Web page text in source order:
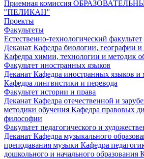
Приемная комиссия
"ПЕЛИКАН"
Проекты
Факультеты
Естественно-технологический факультет
Деканат Кафедра биологии, географии и
Кафедра химии, технологии и методик
Факультет иностранных языков
Деканат Кафедра иностранных языков и
Кафедра лингвистики и перевода
Факультет истории и права
Деканат Кафедра отечественной и
методики обучения Кафедра правовых
философии
Факультет педагогического и
Деканат Кафедра музыкального
преподавания музыки Кафедра
дошкольного и начального образования